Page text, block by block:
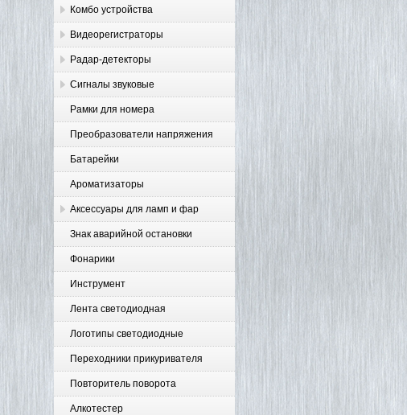
Комбо устройства
Видеорегистраторы
Радар-детекторы
Сигналы звуковые
Рамки для номера
Преобразователи напряжения
Батарейки
Ароматизаторы
Аксессуары для ламп и фар
Знак аварийной остановки
Фонарики
Инструмент
Лента светодиодная
Логотипы светодиодные
Переходники прикуривателя
Повторитель поворота
Алкотестер